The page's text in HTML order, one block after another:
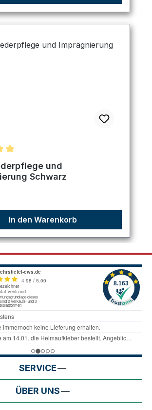
Bewertung von 5 von 5 Sternen
und
Schwarz
In den Warenkorb
SERVICE
ÜBER UNS